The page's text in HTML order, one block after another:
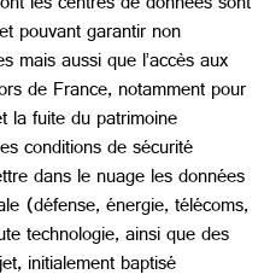
pouvant garantir non
mais aussi que l’accès aux
de France, notamment pour
la fuite du patrimoine
conditions de sécurité
dans le nuage les données
(défense, énergie, télécoms,
technologie, ainsi que des
initialement baptisé